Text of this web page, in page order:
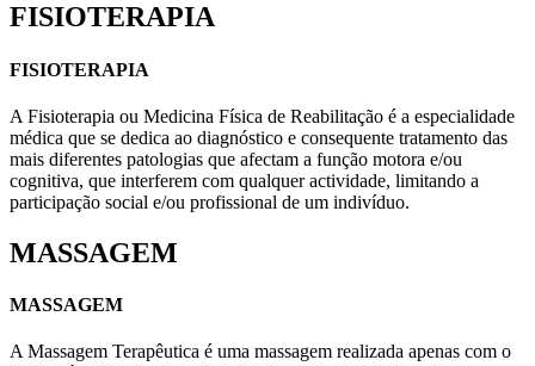
FISIOTERAPIA
FISIOTERAPIA
A Fisioterapia ou Medicina Física de Reabilitação é a especialidade
médica que se dedica ao diagnóstico e consequente tratamento das
mais diferentes patologias que afectam a função motora e/ou
cognitiva, que interferem com qualquer actividade, limitando a
participação social e/ou profissional de um indivíduo.
MASSAGEM
MASSAGEM
A Massagem Terapêutica é uma massagem realizada apenas com o